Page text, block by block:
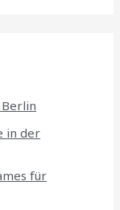
in der
für